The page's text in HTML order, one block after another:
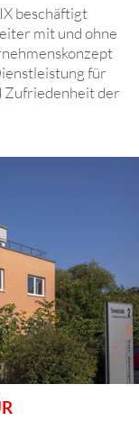
beschäftigt
mit und ohne
für
Zufriedenheit der